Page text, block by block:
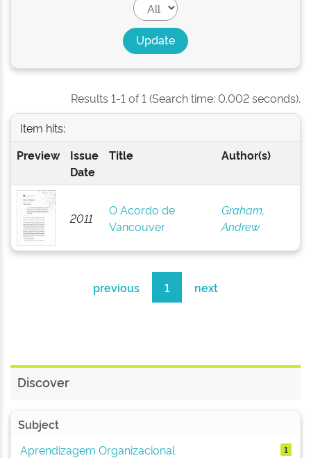
Results 1-1 of 1 (Search time: 0.002 seconds).
Item hits:
Preview
Issue
Date
Title Author(s)
2011
O Acordo de
Vancouver
Graham,
Andrew
previous 1 next
Discover
Subject
Aprendizagem Organizacional
1